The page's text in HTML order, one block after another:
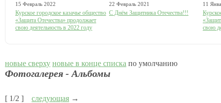
15 Февраль 2022
Курское городское казачье общество
«Защита Отечества» продолжает
свою деятельность в 2022 году
22 Февраль 2021
С Днём Защитника Отечества!!!
11
свою
новые сверху новые в конце списка по умолчанию
Фотогалерея - Альбомы
[ 1/2 ] следующая →